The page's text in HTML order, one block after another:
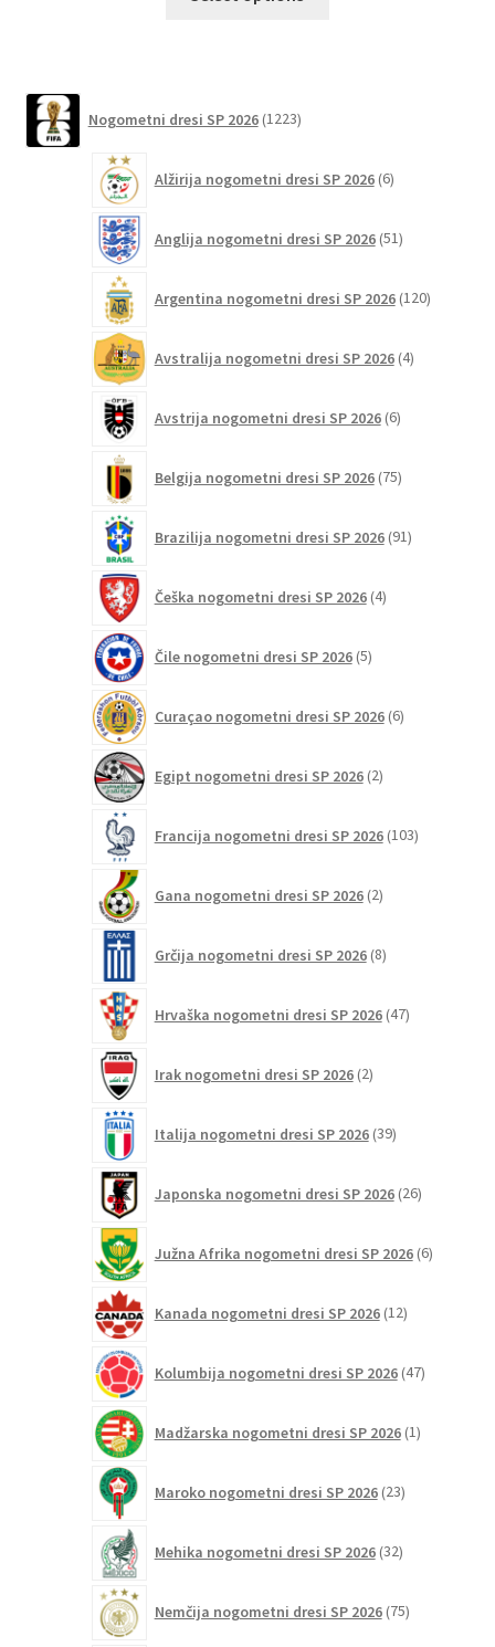
izberete
strani
Nogometni dresi SP 2026 1223izdelkov
Alžirija nogometni dresi SP 2026 6izdelkov
Anglija nogometni dresi SP 2026 51izdelkov
Argentina nogometni dresi SP 2026 120izdelkov
Avstralija nogometni dresi SP 2026 4izdelki
Avstrija nogometni dresi SP 2026 6izdelkov
Belgija nogometni dresi SP 2026 75izdelkov
Brazilija nogometni dresi SP 2026 91izdelkov
Češka nogometni dresi SP 2026 4izdelki
Čile nogometni dresi SP 2026 5izdelkov
Curaçao nogometni dresi SP 2026 6izdelkov
Egipt nogometni dresi SP 2026 2izdelka
Francija nogometni dresi SP 2026 103izdelki
Gana nogometni dresi SP 2026 2izdelka
Grčija nogometni dresi SP 2026 8izdelkov
Hrvaška nogometni dresi SP 2026 47izdelkov
Irak nogometni dresi SP 2026 2izdelka
Italija nogometni dresi SP 2026 39izdelkov
Japonska nogometni dresi SP 2026 26izdelkov
Južna Afrika nogometni dresi SP 2026 6izdelkov
Kanada nogometni dresi SP 2026 12izdelkov
Kolumbija nogometni dresi SP 2026 47izdelkov
Madžarska nogometni dresi SP 2026 1izdelek
Maroko nogometni dresi SP 2026 23izdelkov
Mehika nogometni dresi SP 2026 32izdelkov
Nemčija nogometni dresi SP 2026 75izdelkov